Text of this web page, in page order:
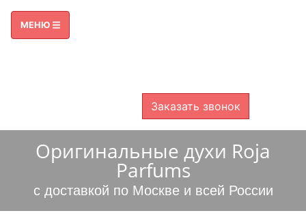
МЕНЮ
Заказать звонок
Оригинальные духи Roja
Parfums
с доставкой по Москве и всей России